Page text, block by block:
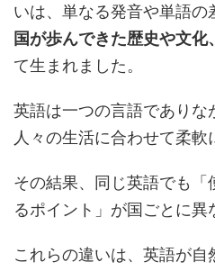
いは、単なる発音や単語の
国が歩んできた歴史や文化
て生まれました。
英語は一つの言語でありな
人々の生活に合わせて柔軟
その結果、同じ英語でも
るポイント」が国ごとに異
これらの違いは、英語が